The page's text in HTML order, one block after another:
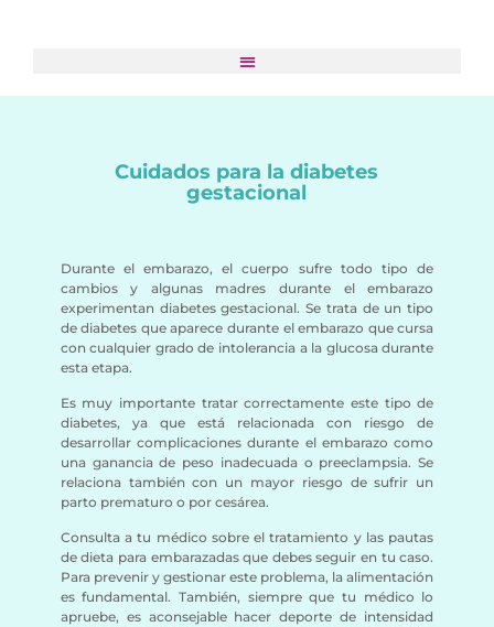
diabetes gestacional
Cuidados para la diabetes
gestacional
Durante el embarazo, el cuerpo sufre todo tipo de
cambios y algunas madres durante el embarazo
experimentan diabetes gestacional. Se trata de un tipo
de diabetes que aparece durante el embarazo que cursa
con cualquier grado de intolerancia a la glucosa durante
esta etapa.
Es muy importante tratar correctamente este tipo de
diabetes, ya que está relacionada con riesgo de
desarrollar complicaciones durante el embarazo como
una ganancia de peso inadecuada o preeclampsia. Se
relaciona también con un mayor riesgo de sufrir un
parto prematuro o por cesárea.
Consulta a tu médico sobre el tratamiento y las pautas
de dieta para embarazadas que debes seguir en tu caso.
Para prevenir y gestionar este problema, la alimentación
es fundamental. También, siempre que tu médico lo
apruebe, es aconsejable hacer deporte de intensidad